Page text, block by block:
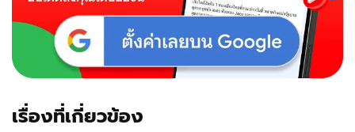
เรื่องที่เกี่ยวข้อง